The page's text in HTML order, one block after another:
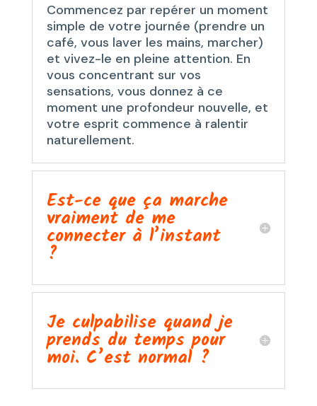
Commencez par repérer un moment
simple de votre journée (prendre un
café, vous laver les mains, marcher)
et vivez-le en pleine attention. En
vous concentrant sur vos
sensations, vous donnez à ce
moment une profondeur nouvelle, et
votre esprit commence à ralentir
naturellement.
Est-ce que ça marche
vraiment de me
connecter à l’instant
?
Je culpabilise quand je
prends du temps pour
moi. C’est normal ?